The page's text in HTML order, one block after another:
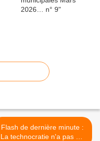
Flash de dernière minute :
La technocratie n'a pas de